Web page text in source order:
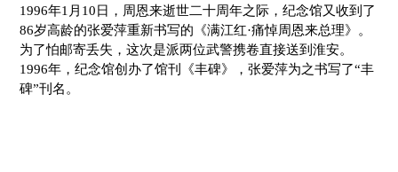
1996年1月10日，周恩来逝世二十周年之际，纪念馆又收到了
86岁高龄的张爱萍重新书写的《满江红·痛悼周恩来总理》。
为了怕邮寄丢失，这次是派两位武警携卷直接送到淮安。
1996年，纪念馆创办了馆刊《丰碑》，张爱萍为之书写了“丰
碑”刊名。